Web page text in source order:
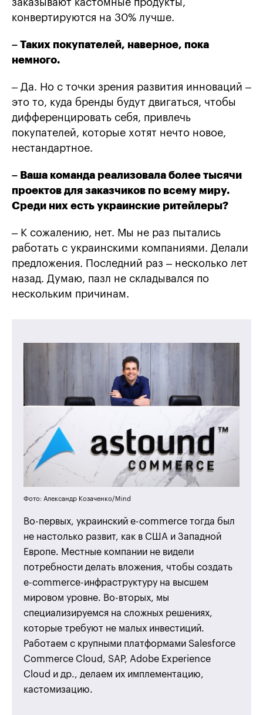
заказывают кастомные продукты,
конвертируются на 30% лучше.
– Таких покупателей, наверное, пока
немного.
– Да. Но с точки зрения развития инноваций –
это то, куда бренды будут двигаться, чтобы
дифференцировать себя, привлечь
покупателей, которые хотят нечто новое,
нестандартное.
– Ваша команда реализовала более тысячи
проектов для заказчиков по всему миру.
Среди них есть украинские ритейлеры?
– К сожалению, нет. Мы не раз пытались
работать с украинскими компаниями. Делали
предложения. Последний раз – несколько лет
назад. Думаю, пазл не складывался по
нескольким причинам.
Фото: Александр Козаченко/Mind
Во-первых, украинский e-commerce тогда был
не настолько развит, как в США и Западной
Европе. Местные компании не видели
потребности делать вложения, чтобы создать
e-commerce-инфраструктуру на высшем
мировом уровне. Во-вторых, мы
специализируемся на сложных решениях,
которые требуют не малых инвестиций.
Работаем с крупными платформами Salesforce
Commerce Cloud, SAP, Adobe Experience
Cloud и др., делаем их имплементацию,
кастомизацию.